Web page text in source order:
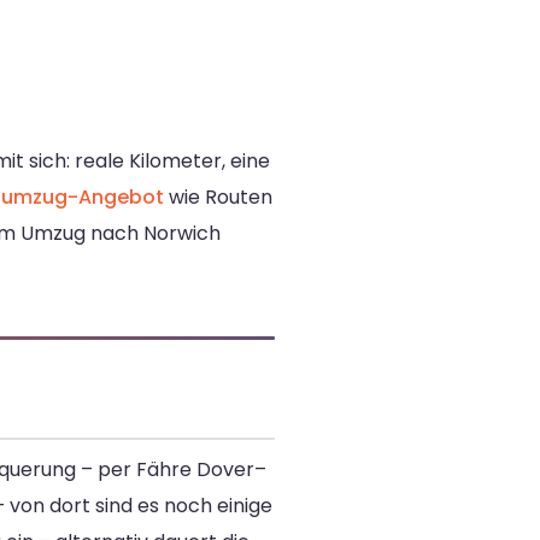
sich: reale Kilometer, eine
Angebot wie Routen
Umzug nach Norwich
– per Fähre Dover–
von dort sind es noch einige